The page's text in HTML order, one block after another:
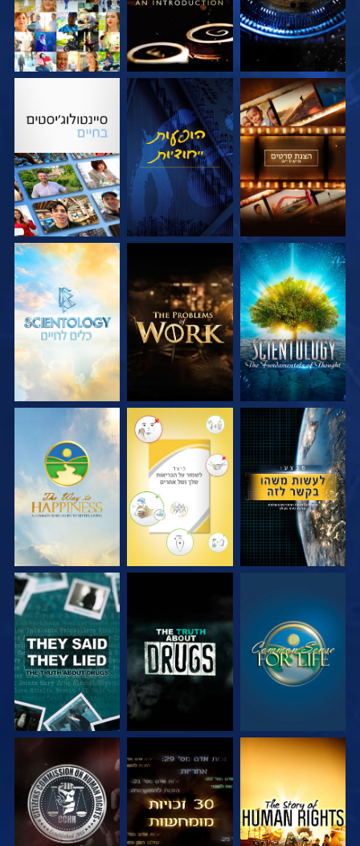
בדוק את הסדרה צפה בדוק את הסדרה
בדוק את הסדרה בדוק את הסדרה בדוק את הסדרה
צפה צפה
צפה צפה צפה
צפה צפה צפה